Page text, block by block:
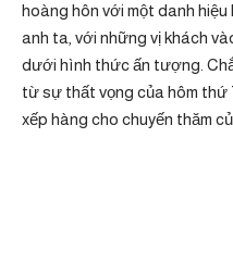
hoàng hôn với một danh
anh ta, với những vị khách
dưới hình thức ấn tượng.
từ sự thất vọng của hôm thứ
xếp hàng cho chuyến thăm